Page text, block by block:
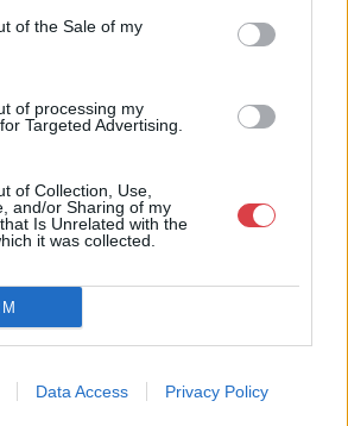
of the Sale of my
of processing my
Targeted Advertising.
of Collection, Use,
and/or Sharing of my
Is Unrelated with the
it was collected.
Data Access Privacy Policy